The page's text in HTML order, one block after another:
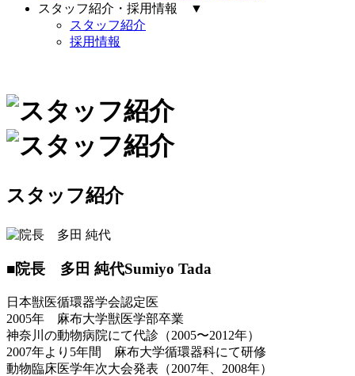
スタッフ紹介・採用情報 ▼
スタッフ紹介
採用情報
スタッフ紹介
■院長 多田 純代Sumiyo Tada
日本獣医循環器学会認定医
2005年 麻布大学獣医学部卒業
神奈川の動物病院にて代診（2005〜2012年）
2007年より5年間 麻布大学循環器科にて研修
動物臨床医学年次大会発表（2007年、2008年）